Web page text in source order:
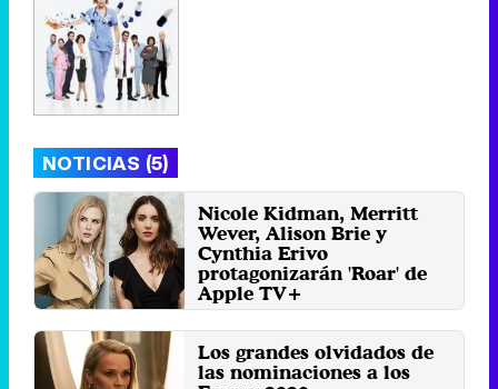
NOTICIAS (5)
Nicole Kidman, Merritt
Wever, Alison Brie y
Cynthia Erivo
protagonizarán 'Roar' de
Apple TV+
Miércoles 3 Marzo 2021 04:24
Los grandes olvidados de
las nominaciones a los